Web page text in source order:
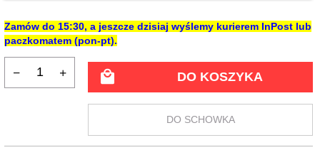
Zamów do 15:30, a jeszcze dzisiaj wyślemy kurierem InPost lub
paczkomatem (pon-pt).
DO KOSZYKA
DO SCHOWKA